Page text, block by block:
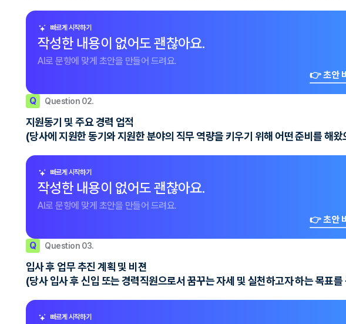
빠르게 시작하기
작성한 내용이 없어도 괜찮아요.
AI로 문항에 맞게 초안을 만들어 드려요.
👉 초안
Q Question 02.
지원동기 및 주요 경력 업적
(당사에 지원한 동기와 지원한 분야의 직무 역량을 키우기 위해 어떤 준비를 해
빠르게 시작하기
작성한 내용이 없어도 괜찮아요.
AI로 문항에 맞게 초안을 만들어 드려요.
👉 초안
Q Question 03.
입사 후 업무 추진 계획 및 비젼
(당사 입사 후 신입 또는 경력직원으로서 꿈꾸는 자세 및 실천하고자 하는 목표
빠르게 시작하기